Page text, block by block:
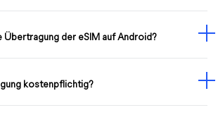
Übertragung der eSIM auf Android?
kostenpflichtig?